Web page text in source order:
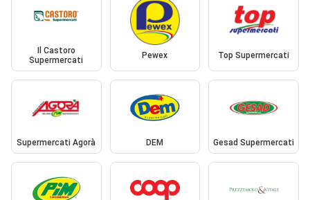
Il Castoro
Supermercati
Pewex Top Supermercati
Supermercati Agorà DEM Gesad Supermercati